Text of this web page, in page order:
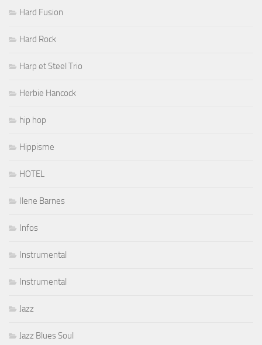
Hard Fusion
Hard Rock
Harp et Steel Trio
Herbie Hancock
hip hop
Hippisme
HOTEL
Ilene Barnes
Infos
Instrumental
Instrumental
Jazz
Jazz Blues Soul